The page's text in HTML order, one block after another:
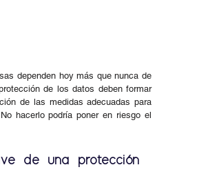
dependen hoy más que nunca de
de los datos deben formar
de las medidas adecuadas para
hacerlo podría poner en riesgo el
de una protección